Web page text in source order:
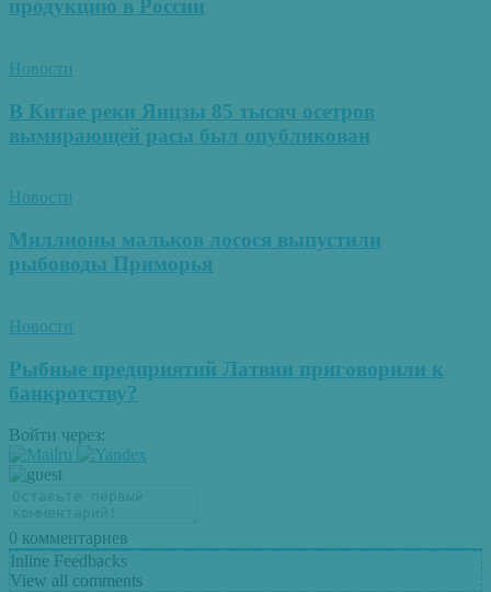
продукцию в России
Новости
В Китае реки Янцзы 85 тысяч осетров
вымирающей расы был опубликован
Новости
Миллионы мальков лосося выпустили
рыбоводы Приморья
Новости
Рыбные предприятий Латвии приговорили к
банкротству?
Войти через:
0 комментариев
Inline Feedbacks
View all comments